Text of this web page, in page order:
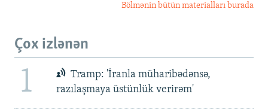
Bölmənin bütün materialları burada
Çox izlənən
1
Tramp: 'İranla müharibədənsə,
razılaşmaya üstünlük verirəm'